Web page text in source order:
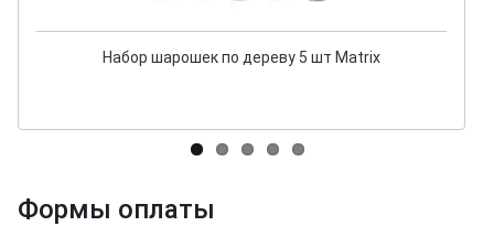
Набор шарошек по дереву 5 шт Matrix
Формы оплаты